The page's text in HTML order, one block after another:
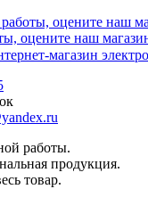
оцените наш
работы.
продукция.
товар.